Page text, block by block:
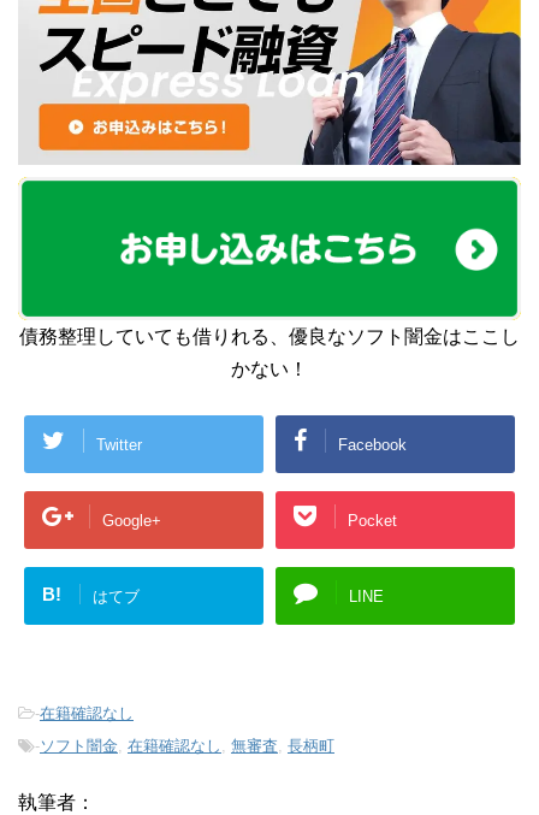
債務整理していても借りれる、優良なソフト闇金はここし
かない！
Twitter Facebook
Google+ Pocket
B! はてブ LINE
-在籍確認なし
-ソフト闇金, 在籍確認なし , 無審査, 長柄町
執筆者：